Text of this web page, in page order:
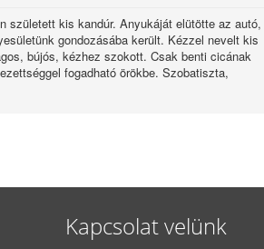
született kis kandúr. Anyukáját elütötte az autó,
gondozásába került. Kézzel nevelt kis
bújós, kézhez szokott. Csak benti cicának
fogadható örökbe. Szobatiszta,
Kapcsolat velünk